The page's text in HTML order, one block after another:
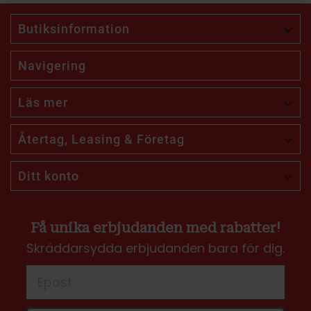
Butiksinformation 
Navigering
Läs mer 
Återtag, Leasing & Företag 
Ditt konto 
Få unika erbjudanden med rabatter!
Skräddarsydda erbjudanden bara för dig.